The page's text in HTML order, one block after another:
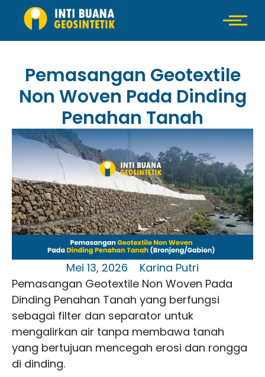
Pemasangan Geotextile
Non Woven Pada Dinding
Penahan Tanah
Mei 13, 2026
Karina Putri
Pemasangan Geotextile Non Woven Pada
Dinding Penahan Tanah yang berfungsi
sebagai filter dan separator untuk
mengalirkan air tanpa membawa tanah
yang bertujuan mencegah erosi dan rongga
di dinding.